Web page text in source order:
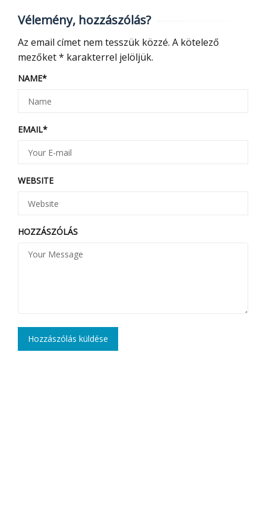
Vélemény, hozzászólás?
Az email címet nem tesszük közzé. A kötelező
mezőket* karakterrel jelöljük.
NAME*
EMAIL*
WEBSITE
HOZZÁSZÓLÁS